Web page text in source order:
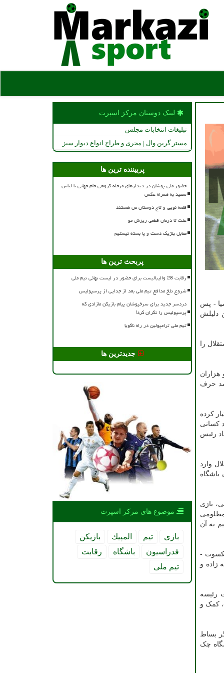
- پس
دلیلش
را
حرف
کرده
کسانی
رئیس
وارد
بازی
به آن
-
زاده و
رئیسه
کمک و
بساط
چک
لینک دوستان مركز اسپرت
تبلیغات انتخابات مجلس
مستر گرین وال | مجری و طراح انواع دیوار سبز
پربیننده ترین ها
حضور ملی پوشان در دیدارهای مرحله گروهی جام جهانی با لباس
سفید به همراه عکس
قلعه نویی و تاج دوستان من هستند
علت تا درمان قطعی ریزش مو
مقابل بلژیک دست و پا بسته نیستیم
پربحث ترین ها
رقابت 28 والیبالیست برای حضور در لیست نهائی تیم ملی
شروع تلخ مدافع تیم ملی بعد از جدایی از پرسپولیس
دردسر جدید برای سرخپوشان پیام بازیکن مازادی که
پرسپولیس را نگران کرد!
تیم ملی ترامپولین در راه ناگویا
جدیدترین ها
موضوع های مركز اسپرت
بازی تیم المپیك
بازیكن
فدراسیون
باشگاه
رقابت
تیم ملی